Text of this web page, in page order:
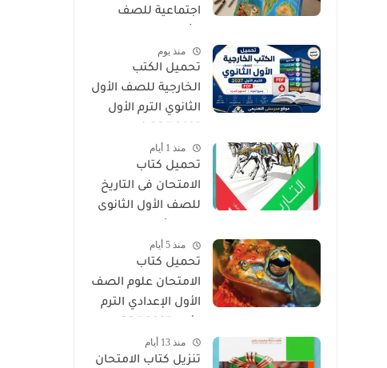
اجتماعية للصف
الأول 2027 PDFمنذ يوم
تحميل الكتب
الخارجية للصف الأول
الثانوي الترم الأول
المواد المنهج
الجديد)
منذ 1 أيام
تحميل كتاب
الامتحان فى التاريخ
للصف الأول الثانوى
النسخة الجديدة
منذ 5 أيام
تحميل كتاب
الامتحان علوم الصف
الأول الإعدادي الترم
(النسخة الجديدة)
منذ 13 أيام
تنزيل كتاب الامتحان